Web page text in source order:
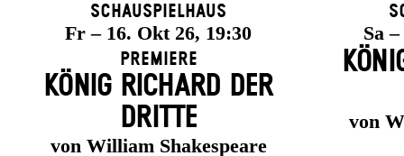
Schauspielhaus
Fr – 16. Okt 26, 19:30
Premiere
KÖNIG RICHARD DER
DRITTE
von William Shakespeare
Sa
von